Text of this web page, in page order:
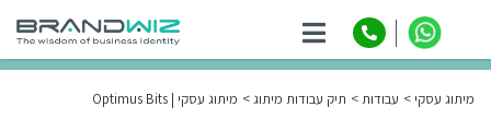
מיתוג עסקי עבודות תיק עבודות מיתוג מיתוג עסקי | Optimus Bits